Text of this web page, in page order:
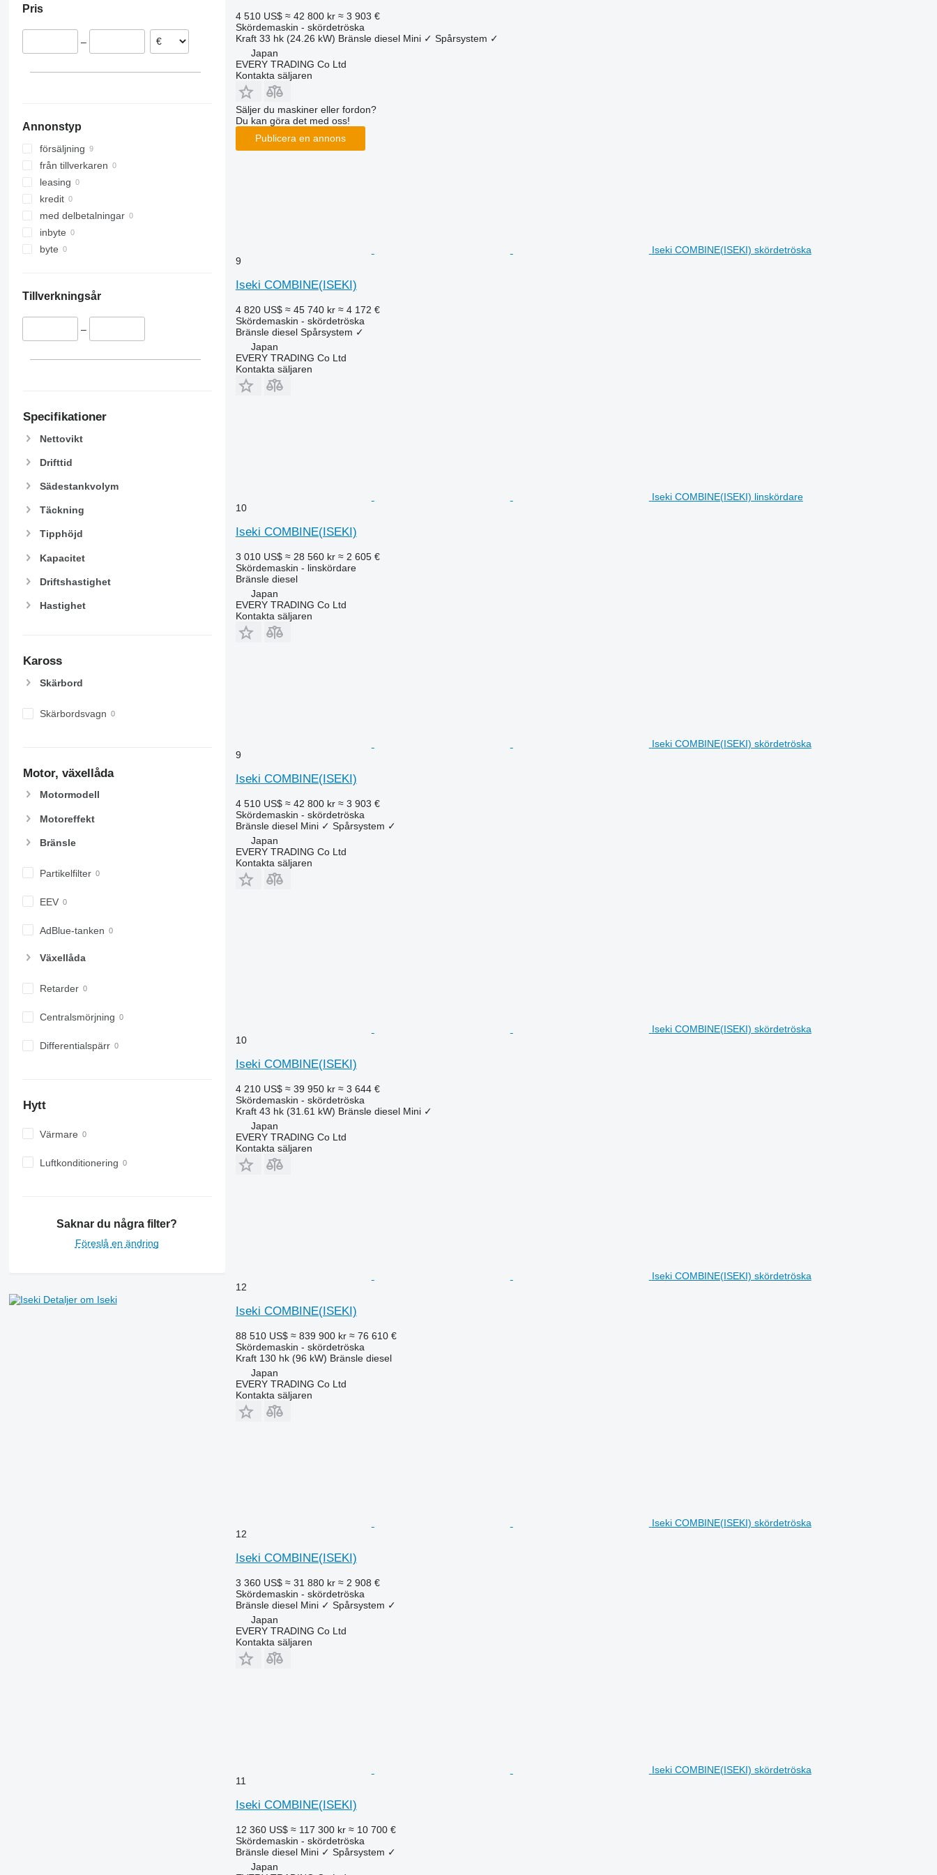
9120
2264
8100
8200
8300
8400
8500
8600
9500
9560
9640
9680
9760 STS
9860 STS
9880
C-series
F-series
M-series
S-series
W-series
Pris
–
Annonstyp
försäljning
från tillverkaren
leasing
kredit
med delbetalningar
inbyte
byte
Tillverkningsår
–
Specifikationer
Nettovikt
Drifttid
Sädestankvolym
Täckning
Tipphöjd
Kapacitet
Driftshastighet
Hastighet
Kaross
Skärbord
Skärbordsvagn
Motor, växellåda
Motormodell
Motoreffekt
Bränsle
Partikelfilter
EEV
AdBlue-tanken
Växellåda
Retarder
Centralsmörjning
Differentialspärr
Hytt
Värmare
Luftkonditionering
Saknar du några filter?
Föreslå en ändring
Detaljer om Iseki
4 510 US$ ≈ 42 800 kr ≈ 3 903 €
Skördemaskin - skördetröska
Kraft 33 hk (24.26 kW) Bränsle diesel Mini ✓ Spårsystem ✓
Japan
EVERY TRADING Co Ltd
Kontakta säljaren
Säljer du maskiner eller fordon?
Du kan göra det med oss!
Publicera en annons
Iseki COMBINE(ISEKI) skördetröska
9
Iseki COMBINE(ISEKI)
4 820 US$ ≈ 45 740 kr ≈ 4 172 €
Skördemaskin - skördetröska
Bränsle diesel Spårsystem ✓
Japan
EVERY TRADING Co Ltd
Kontakta säljaren
Iseki COMBINE(ISEKI) linskördare
10
Iseki COMBINE(ISEKI)
3 010 US$ ≈ 28 560 kr ≈ 2 605 €
Skördemaskin - linskördare
Bränsle diesel
Japan
EVERY TRADING Co Ltd
Kontakta säljaren
Iseki COMBINE(ISEKI) skördetröska
9
Iseki COMBINE(ISEKI)
4 510 US$ ≈ 42 800 kr ≈ 3 903 €
Skördemaskin - skördetröska
Bränsle diesel Mini ✓ Spårsystem ✓
Japan
EVERY TRADING Co Ltd
Kontakta säljaren
Iseki COMBINE(ISEKI) skördetröska
10
Iseki COMBINE(ISEKI)
4 210 US$ ≈ 39 950 kr ≈ 3 644 €
Skördemaskin - skördetröska
Kraft 43 hk (31.61 kW) Bränsle diesel Mini ✓
Japan
EVERY TRADING Co Ltd
Kontakta säljaren
Iseki COMBINE(ISEKI) skördetröska
12
Iseki COMBINE(ISEKI)
88 510 US$ ≈ 839 900 kr ≈ 76 610 €
Skördemaskin - skördetröska
Kraft 130 hk (96 kW) Bränsle diesel
Japan
EVERY TRADING Co Ltd
Kontakta säljaren
Iseki COMBINE(ISEKI) skördetröska
12
Iseki COMBINE(ISEKI)
3 360 US$ ≈ 31 880 kr ≈ 2 908 €
Skördemaskin - skördetröska
Bränsle diesel Mini ✓ Spårsystem ✓
Japan
EVERY TRADING Co Ltd
Kontakta säljaren
Iseki COMBINE(ISEKI) skördetröska
11
Iseki COMBINE(ISEKI)
12 360 US$ ≈ 117 300 kr ≈ 10 700 €
Skördemaskin - skördetröska
Bränsle diesel Mini ✓ Spårsystem ✓
Japan